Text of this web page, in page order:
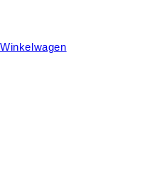
Winkelwagen